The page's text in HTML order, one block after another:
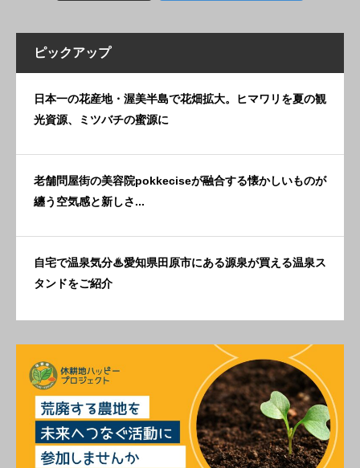
ピックアップ
日本一の花産地・渥美半島で花畑拡大。ヒマワリを夏の観
光資源、ミツバチの蜜源に
老舗問屋街の美容院pokkeciseが融合する懐かしいものが
纏う空気感と新しさ...
自宅で温泉気分♨︎愛知県田原市にある源泉が買える温泉ス
タンドをご紹介